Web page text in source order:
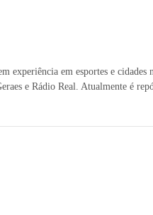
experiência em esportes e cidades
e Rádio Real. Atualmente é